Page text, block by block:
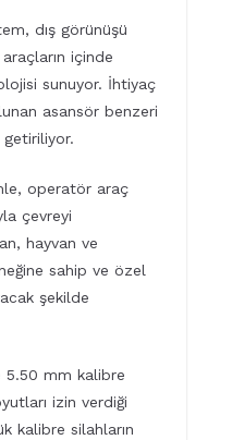
dış görünüşü
içinde
sunuyor. İhtiyaç
asansör benzeri
operatör araç
çevreyi
hayvan ve
sahip ve özel
şekilde
5.50 mm kalibre
izin verdiği
kalibre silahların